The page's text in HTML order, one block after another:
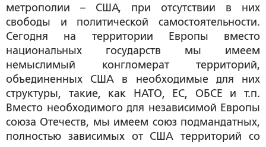
метрополии – США, при отсутствии в них
свободы и политической самостоятельности.
Сегодня на территории Европы вместо
национальных государств мы имеем
немыслимый конгломерат территорий,
объединенных США в необходимые для них
структуры, такие, как НАТО, ЕС, ОБСЕ и т.п.
Вместо необходимого для независимой Европы
союза Отечеств, мы имеем союз подмандатных,
полностью зависимых от США территорий со